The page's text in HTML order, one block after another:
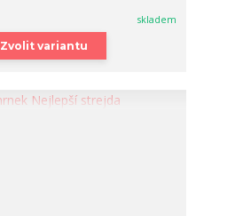
skladem
Zvolit variantu